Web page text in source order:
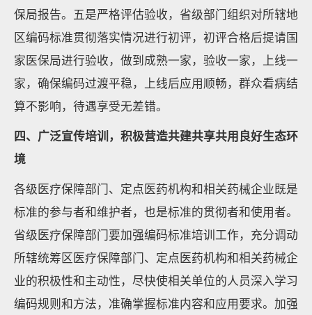
保局报告。五是严格评估验收，省级部门组织对所辖地
区编码标准贯彻落实情况进行初评，初评合格后提请国
家医保局进行验收，做到成熟一家，验收一家，上线一
家，确保编码过渡平稳，上线后应用顺畅，群众看病结
算不影响，待遇享受无差错。
四、广泛宣传培训，积极营造共建共享共用良好生态环
境
各级医疗保障部门、定点医药机构和相关药械企业既是
标准的参与者和维护者，也是标准的贯彻者和使用者。
省级医疗保障部门要加强编码标准培训工作，充分调动
所辖统筹区医疗保障部门、定点医药机构和相关药械企
业的积极性和主动性，尽快使相关单位的人员深入学习
编码规则和方法，准确掌握标准内容和应用要求。加强